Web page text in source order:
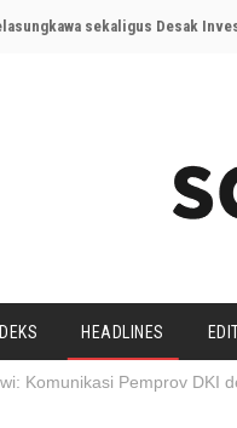
sekaligus Desak
HEADLINES
Komunikasi Pemprov DKI